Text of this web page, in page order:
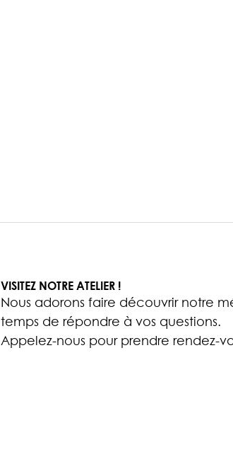
VISITEZ NOTRE ATELIER !
Nous adorons faire découvrir notre
temps de répondre à vos questions.
Appelez-nous pour prendre rendez-